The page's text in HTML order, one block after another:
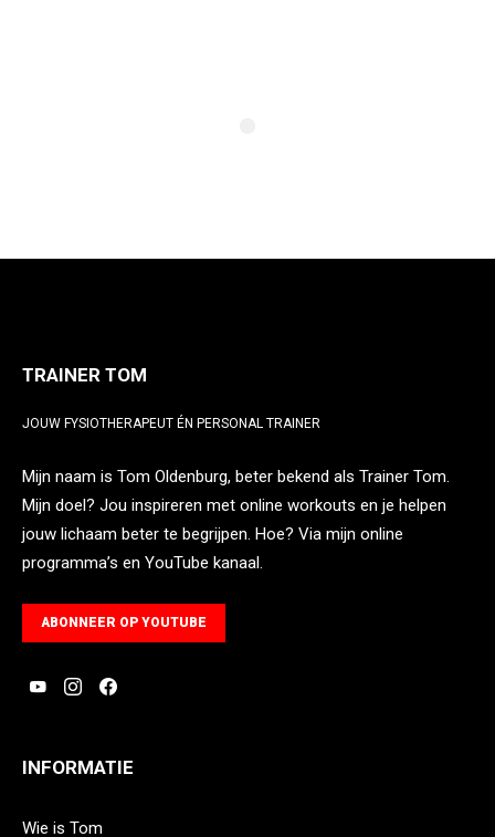
TRAINER TOM
JOUW FYSIOTHERAPEUT ÉN PERSONAL TRAINER
Mijn naam is Tom Oldenburg, beter bekend als Trainer Tom.
Mijn doel? Jou inspireren met online workouts en je helpen
jouw lichaam beter te begrijpen. Hoe? Via mijn online
programma’s en YouTube kanaal.
ABONNEER OP YOUTUBE
INFORMATIE
Wie is Tom